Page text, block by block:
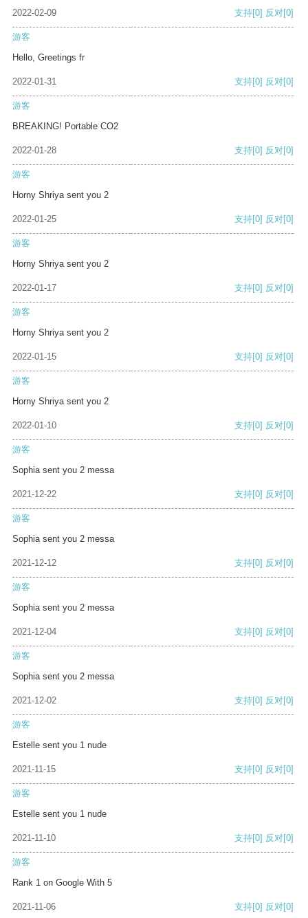
2022-02-09 支持[0] 反对[0]
游客
Hello, Greetings fr
2022-01-31 支持[0] 反对[0]
游客
BREAKING! Portable CO2
2022-01-28 支持[0] 反对[0]
游客
Horny Shriya sent you 2
2022-01-25 支持[0] 反对[0]
游客
Horny Shriya sent you 2
2022-01-17 支持[0] 反对[0]
游客
Horny Shriya sent you 2
2022-01-15 支持[0] 反对[0]
游客
Horny Shriya sent you 2
2022-01-10 支持[0] 反对[0]
游客
Sophia sent you 2 messa
2021-12-22 支持[0] 反对[0]
游客
Sophia sent you 2 messa
2021-12-12 支持[0] 反对[0]
游客
Sophia sent you 2 messa
2021-12-04 支持[0] 反对[0]
游客
Sophia sent you 2 messa
2021-12-02 支持[0] 反对[0]
游客
Estelle sent you 1 nude
2021-11-15 支持[0] 反对[0]
游客
Estelle sent you 1 nude
2021-11-10 支持[0] 反对[0]
游客
Rank 1 on Google With 5
2021-11-06 支持[0] 反对[0]